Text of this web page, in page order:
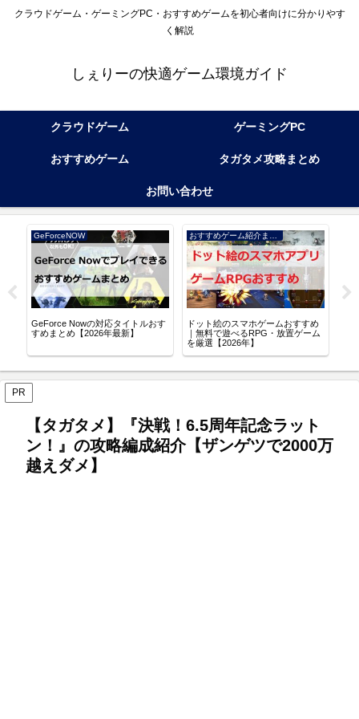
クラウドゲーム・ゲーミングPC・おすすめゲームを初心者向けに分かりやす
く解説
しぇりーの快適ゲーム環境ガイド
クラウドゲーム ゲーミングPC
おすすめゲーム タガタメ攻略まとめ
お問い合わせ
GeForceNOW
GeForce Nowの対応タイトルおす
すめまとめ【2026年最新】
ドット絵のスマホゲームおすすめ
｜無料で遊べるRPG・放置ゲーム
を厳選【2026年】
PR
【タガタメ】『決戦！6.5周年記念ラット
ン！』の攻略編成紹介【ザンゲツで2000万
越えダメ】